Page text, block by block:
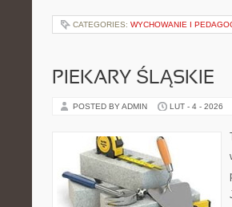
CATEGORIES: WYCHOWANIE I
PIEKARY ŚLĄSKIE
POSTED BY ADMIN LUT - 4 - 2026